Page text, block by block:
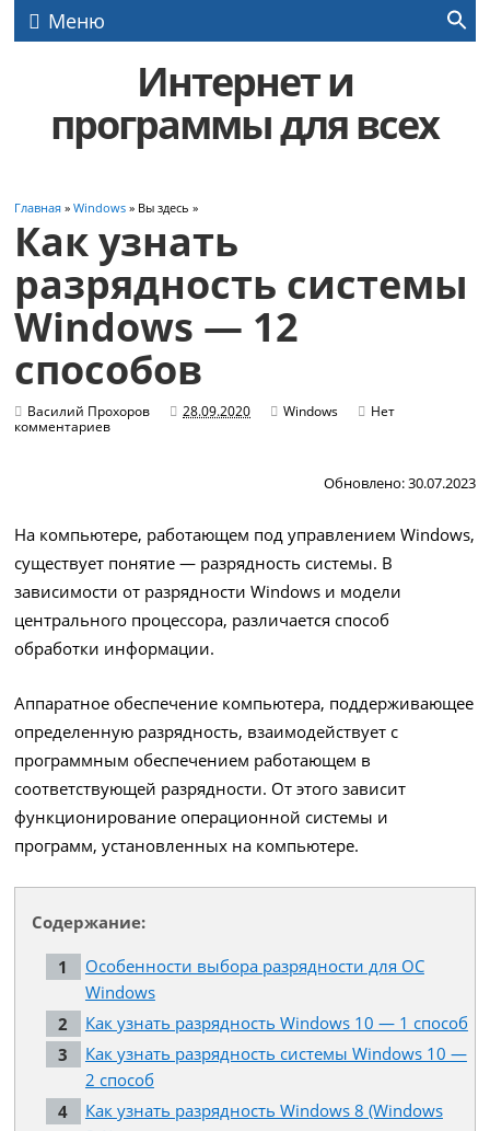
Меню
Интернет и
программы для всех
Главная »Windows » Вы здесь »
Как узнать
разрядность системы
Windows — 12
способов
Василий Прохоров 28.09.2020 Windows
Нет
комментариев
Обновлено: 30.07.2023
На компьютере, работающем под управлением Windows,
существует понятие — разрядность системы. В
зависимости от разрядности Windows и модели
центрального процессора, различается способ
обработки информации.
Аппаратное обеспечение компьютера, поддерживающее
определенную разрядность, взаимодействует с
программным обеспечением работающем в
соответствующей разрядности. От этого зависит
функционирование операционной системы и
программ, установленных на компьютере.
Содержание:
Особенности выбора разрядности для ОС
Windows
Как узнать разрядность Windows 10 — 1 способ
Как узнать разрядность системы Windows 10 —
2 способ
Как узнать разрядность Windows 8 (Windows